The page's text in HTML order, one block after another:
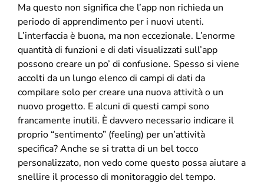
Ma questo non significa che l’app non richieda un
periodo di apprendimento per i nuovi utenti.
L’interfaccia è buona, ma non eccezionale. L’enorme
quantità di funzioni e di dati visualizzati sull’app
possono creare un po’ di confusione. Spesso si viene
accolti da un lungo elenco di campi di dati da
compilare solo per creare una nuova attività o un
nuovo progetto. E alcuni di questi campi sono
francamente inutili. È davvero necessario indicare il
proprio “sentimento” (feeling) per un’attività
specifica? Anche se si tratta di un bel tocco
personalizzato, non vedo come questo possa aiutare a
snellire il processo di monitoraggio del tempo.